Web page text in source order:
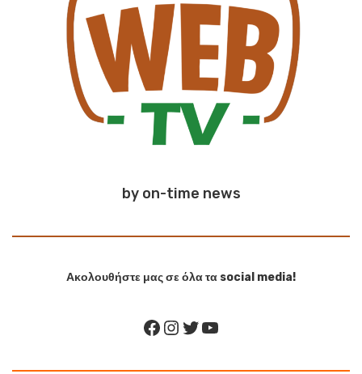
by on-time news
Ακολουθήστε μας σε όλα τα social media!